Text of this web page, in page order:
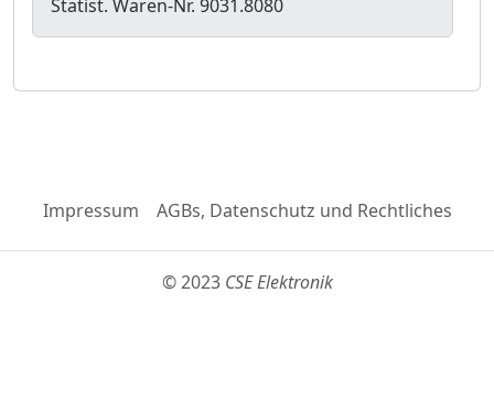
Statist. Waren-Nr. 9031.8080
Impressum AGBs, Datenschutz und Rechtliches
© 2023 CSE Elektronik